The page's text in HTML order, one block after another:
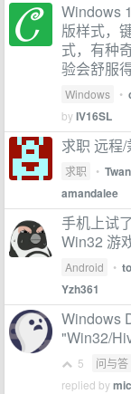
Windows
版样式，
式，有种
验会舒服得
Windows •
byIV16SL
求职 远程
求职 • Twan
amandalee
手机上试
Win32 游
Android •
Yzh361
Windows
"Win32/
5 问与答
replied by